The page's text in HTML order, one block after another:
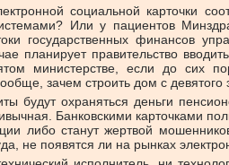
социальной карточки
Или у пациентов
государственных финансов
планирует правительство
министерстве, если до сих
зачем строить дом с
будут охраняться деньги
Банковскими карточками
либо станут жертвой
не появятся ли на рынках